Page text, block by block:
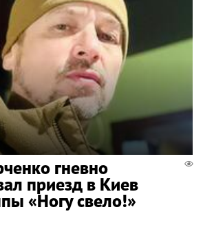
гневно
приезд в Киев
«Ногу свело!»